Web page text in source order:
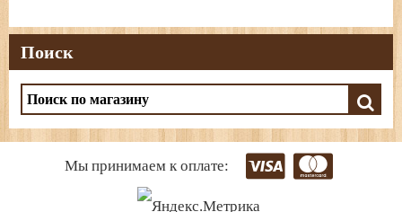
Поиск
Мы принимаем к оплате: